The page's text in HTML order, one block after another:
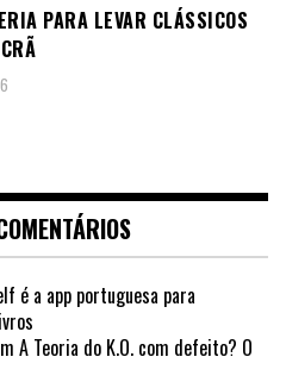
PARA LEVAR CLÁSSICOS
é a app portuguesa para
A Teoria do K.O. com defeito? O